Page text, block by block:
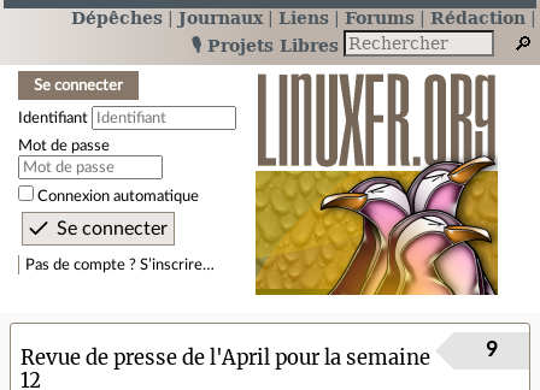
Dépêches Journaux Liens Forums
Rédaction
🎙️ Projets Libres
Se connecter
Identifiant
Mot de passe
Connexion automatique
Pas de compte ? S’inscrire…
Revue de presse de l'April pour la semaine
12
9